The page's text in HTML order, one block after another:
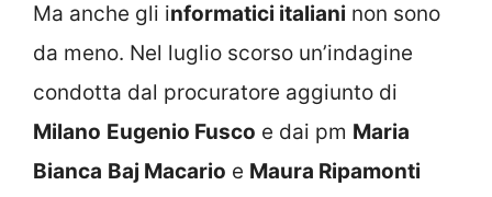
Ma anche gli informatici italiani non sono
da meno. Nel luglio scorso un’indagine
condotta dal procuratore aggiunto di
Milano Eugenio Fusco e dai pm Maria
Bianca Baj Macario e Maura Ripamonti